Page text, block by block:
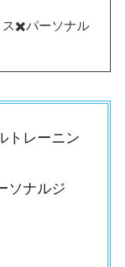
ス✖️パーソナル
トレーニン
ソナルジ